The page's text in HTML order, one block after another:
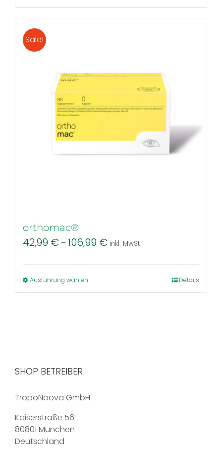
Sale!
orthomac®
42,99 € –106,99 € inkl. MwSt
Ausführung wählen
der
Details
SHOP BETREIBER
TropoNoova GmbH
Kaiserstraße 56
80801 München
Deutschland